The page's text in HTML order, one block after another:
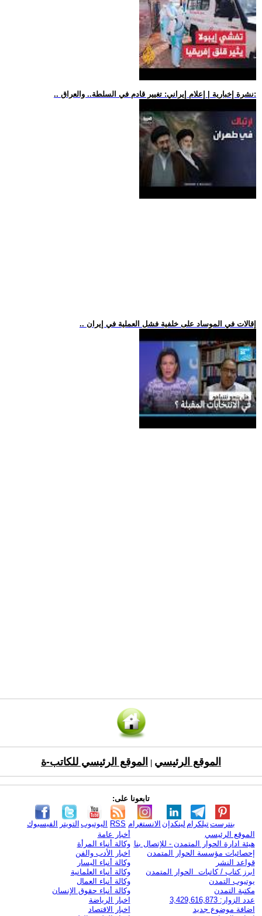
.. نشرة إخبارية | إعلام إيراني: تغيير قادم في السلطة.. والعراق:
.. إقالات في الموساد على خلفية فشل العملية في إيران
الموقع الرئيسي الموقع الرئيسي للكاتب-ة
تابعونا على:
الفيسبوك التويتر اليوتيوب RSS الانستغرام لينكدإن تيلكرامبنترست
الموقع الرئيسي
هيئة ادارة الحوار المتمدن - للإتصال بنا
إحصائيات مؤسسة الحوار المتمدن
قواعد النشر
ابرز كتاب / كاتبات الحوار المتمدن
يوتيوب التمدن
مكتبة التمدن
عدد الزوار: 3,429,616,873
اضافة موضوع جديد
أخبار عامة
وكالة أنباء المرأة
اخبار الأدب والفن
وكالة أنباء اليسار
وكالة أنباء العلمانية
وكالة أنباء العمال
وكالة أنباء حقوق الإنسان
اخبار الرياضة
اخبار الاقتصاد